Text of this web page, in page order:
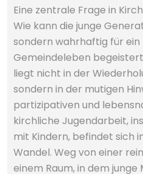
Eine zentrale Frage in
Wie kann die junge
sondern wahrhaftig für ein
Gemeindeleben
liegt nicht in der
sondern in der mutigen
partizipativen und
kirchliche Jugendarbeit,
mit Kindern, befindet sich
Wandel. Weg von einer
einem Raum, in dem junge